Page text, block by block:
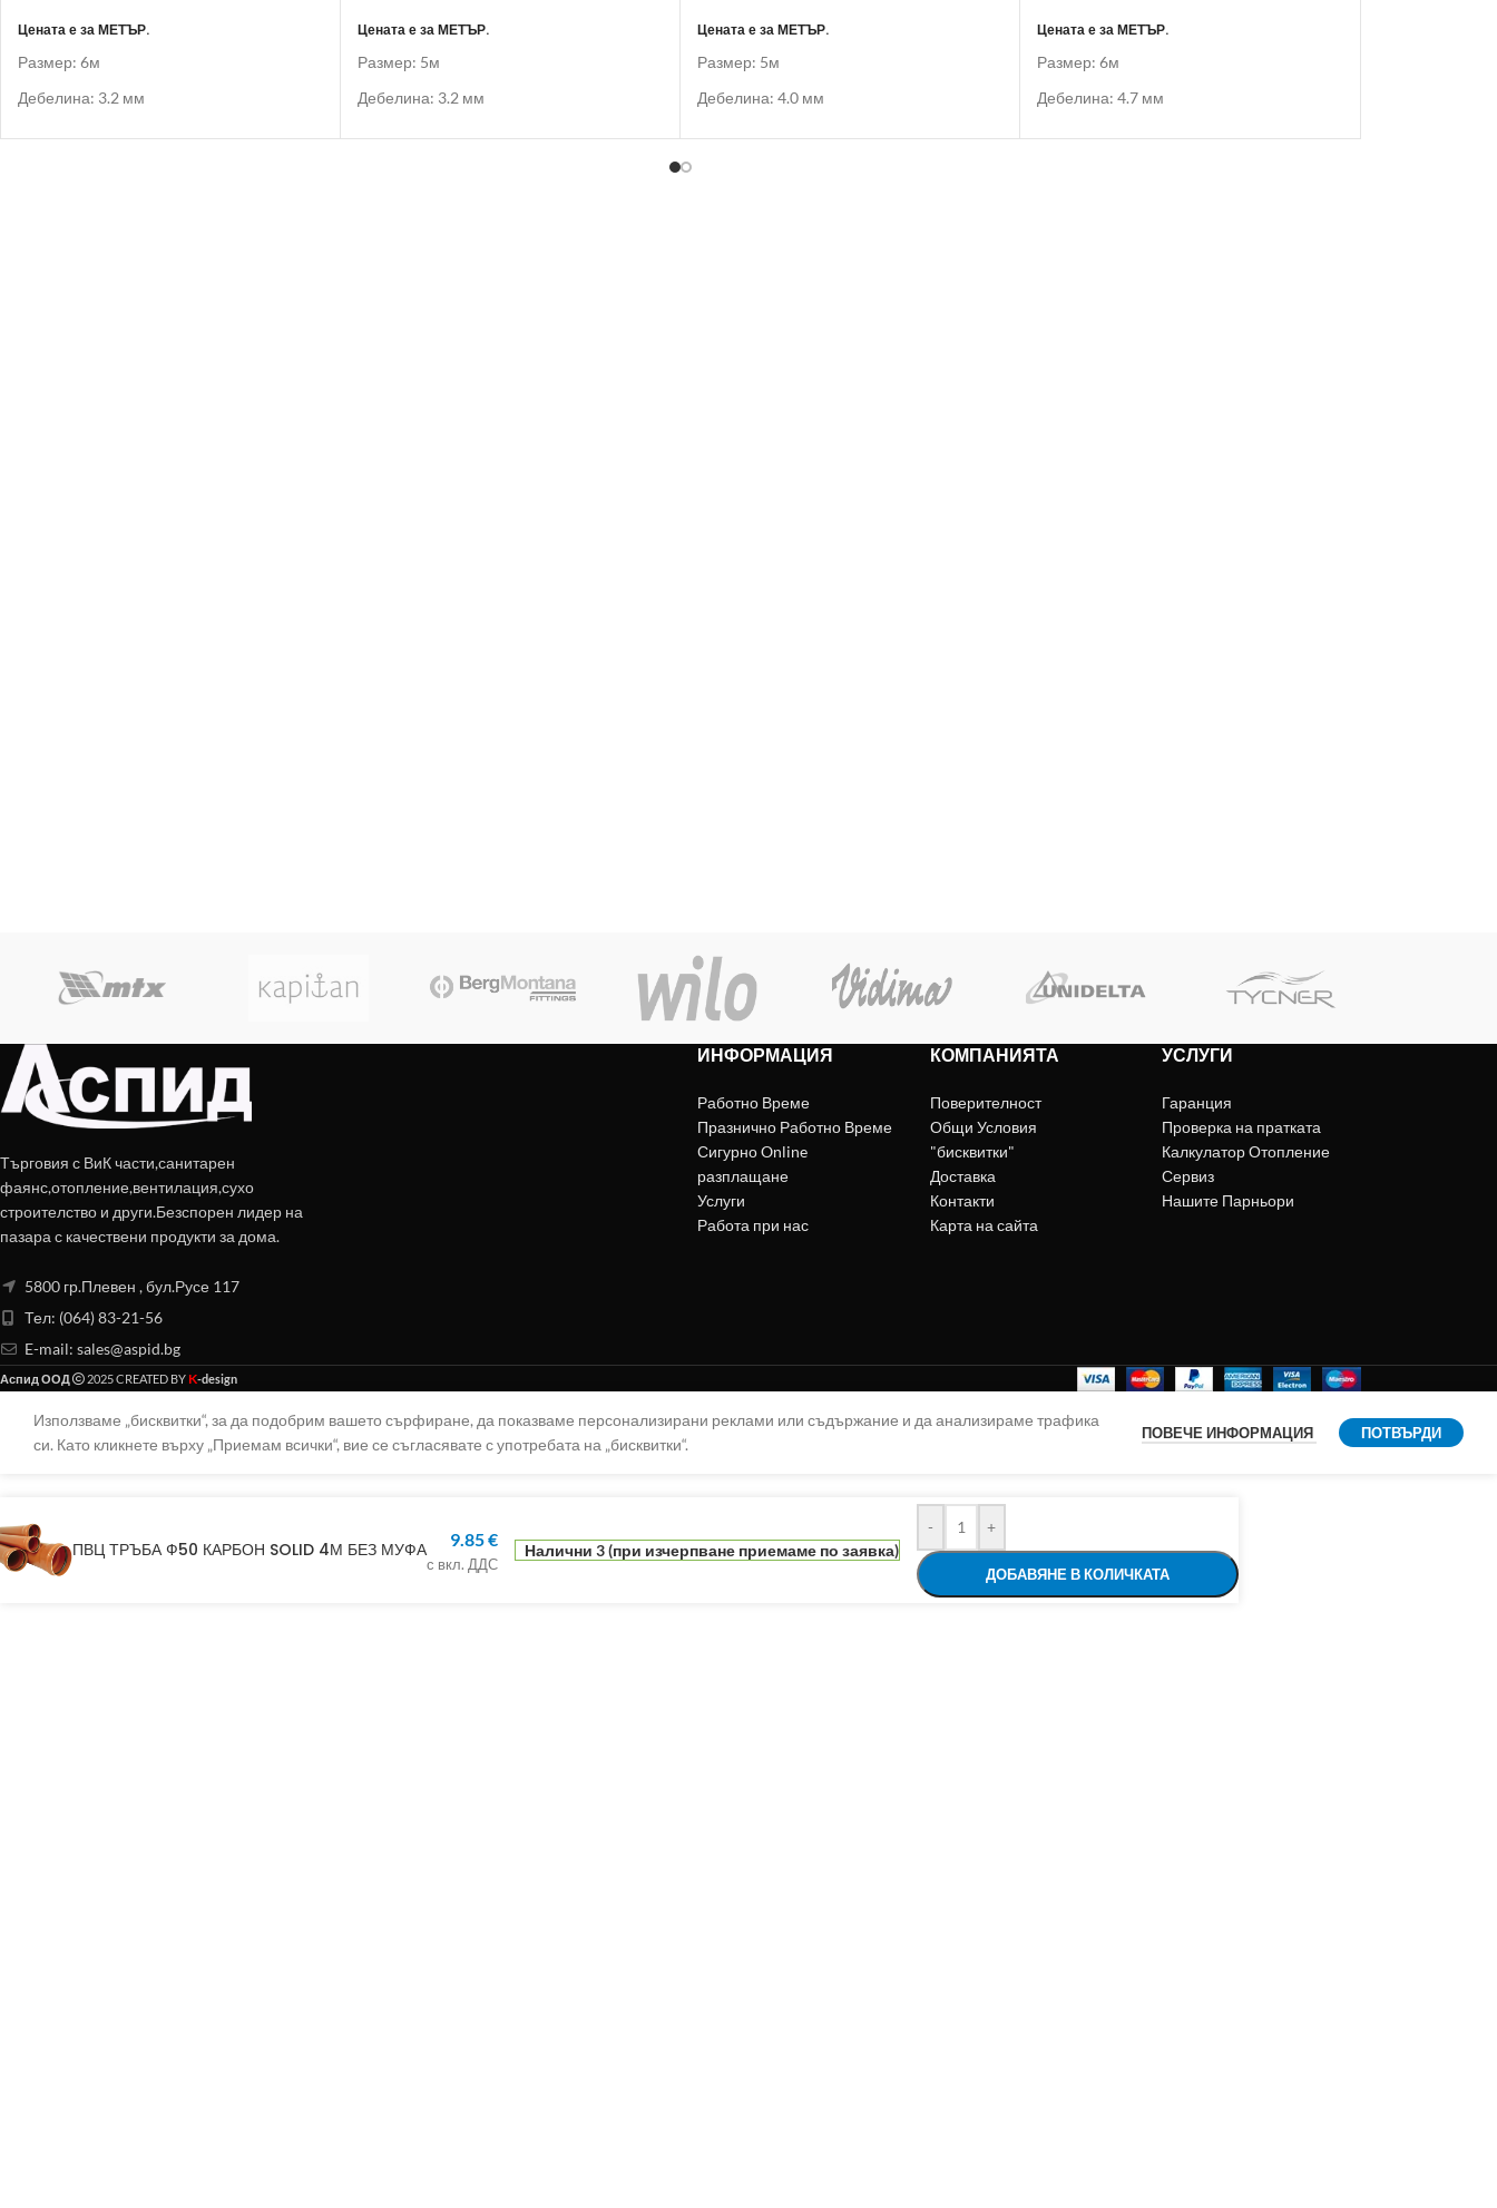
Цената е за МЕТЪР.
Размер: 6м
Дебелина: 3.2 мм
Цената е за МЕТЪР.
Размер: 5м
Дебелина: 3.2 мм
Цената е за МЕТЪР.
Размер: 5м
Дебелина: 4.0 мм
Цената е за МЕТЪР.
Размер: 6м
Дебелина: 4.7 мм
Търговия с ВиК части,санитарен
фаянс,отопление,вентилация,сухо
строителство и други.Безспорен лидер на
пазара с качествени продукти за дома.
5800 гр.Плевен , бул.Русе 117
Тел: (064) 83-21-56
E-mail: sales@aspid.bg
ИНФОРМАЦИЯ
Работно Време
Празнично Работно Време
Сигурно Online
разплащане
Услуги
Работа при нас
КОМПАНИЯТА
Поверителност
Общи Условия
"бисквитки"
Доставка
Контакти
Карта на сайта
УСЛУГИ
Гаранция
Проверка на пратката
Калкулатор Отопление
Сервиз
Нашите Парньори
Аспид ООД 2025 CREATED BY K-design
Използваме „бисквитки“, за да подобрим вашето сърфиране, да показваме персонализирани реклами или съдържание и да анализираме трафика
си. Като кликнете върху „Приемам всички“, вие се съгласявате с употребата на „бисквитки“.
ПОВЕЧЕ ИНФОРМАЦИЯ ПОТВЪРДИ
ПВЦ ТРЪБА Ф50 КАРБОН SOLID 4М БЕЗ МУФА 9.85€
с вкл. ДДС
Налични 3 (при изчерпване приемаме по заявка)
- +
ДОБАВЯНЕ В КОЛИЧКАТА